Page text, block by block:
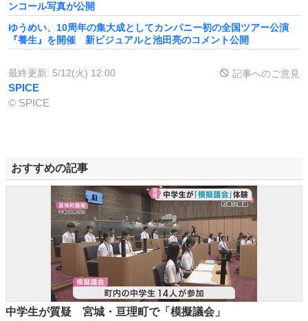
ンコール写真が公開
ゆうめい、10周年の集大成としてカンパニー初の全国ツアー公演
『養生』を開催 新ビジュアルと池田亮のコメント公開
最終更新: 5/12(火) 12:00 記事へのご意見
SPICE
© SPICE
おすすめの記事
中学生が質疑 宮城・亘理町で「模擬議会」